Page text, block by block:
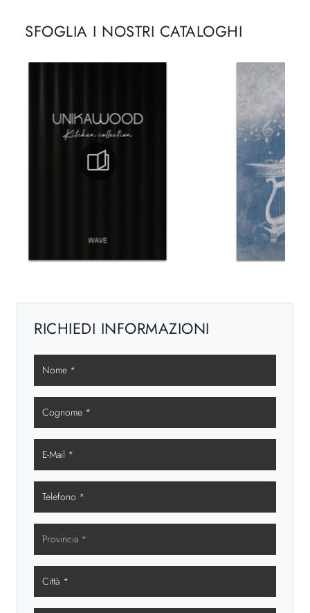
SFOGLIA I NOSTRI CATALOGHI
RICHIEDI INFORMAZIONI